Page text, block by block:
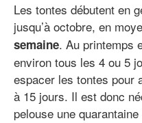
Les tontes débutent en
jusqu’à octobre, en
semaine. Au printemps
environ tous les 4 ou 5
espacer les tontes pour
à 15 jours. Il est donc
pelouse une